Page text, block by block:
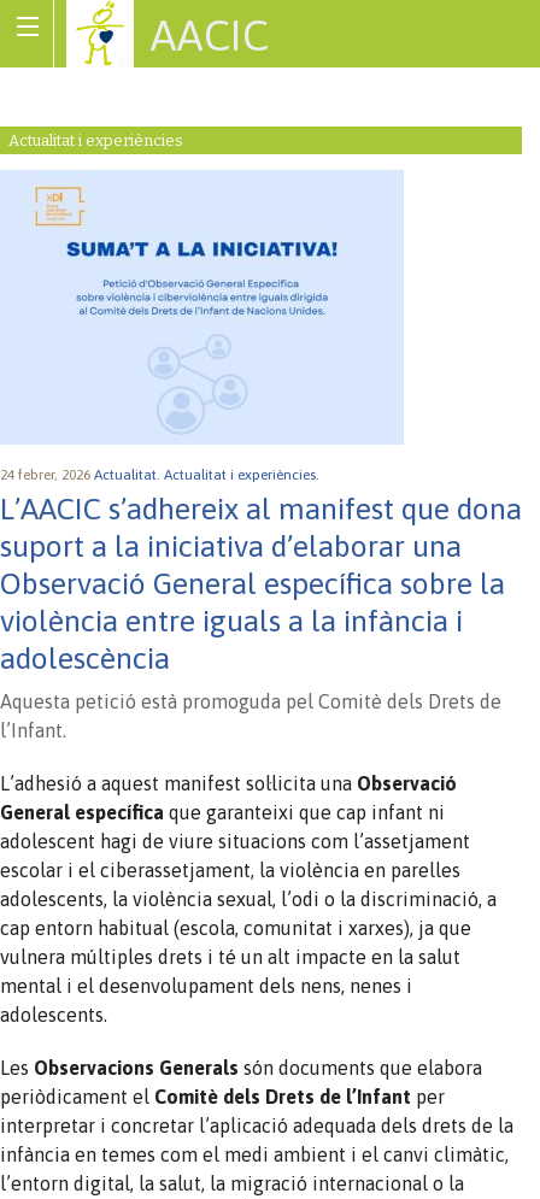
AACIC
Actualitat i experiències
24 febrer, 2026 Actualitat. Actualitat i experiències.
L’AACIC s’adhereix al manifest que dona
suport a la iniciativa d’elaborar una
Observació General específica sobre la
violència entre iguals a la infància i
adolescència
Aquesta petició està promoguda pel Comitè dels Drets de
l’Infant.
L’adhesió a aquest manifest sol·licita una Observació
General específica que garanteixi que cap infant ni
adolescent hagi de viure situacions com l’assetjament
escolar i el ciberassetjament, la violència en parelles
adolescents, la violència sexual, l’odi o la discriminació, a
cap entorn habitual (escola, comunitat i xarxes), ja que
vulnera múltiples drets i té un alt impacte en la salut
mental i el desenvolupament dels nens, nenes i
adolescents.
Les Observacions Generals són documents que elabora
periòdicament el Comitè dels Drets de l’Infant per
interpretar i concretar l’aplicació adequada dels drets de la
infància en temes com el medi ambient i el canvi climàtic,
l’entorn digital, la salut, la migració internacional o la